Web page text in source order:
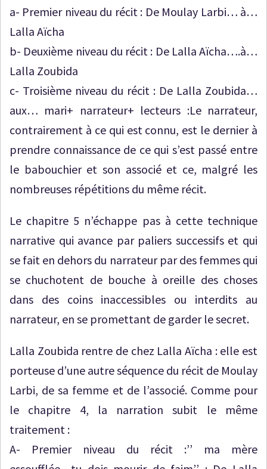
a- Premier niveau du récit : De Moulay Larbi… à…
Lalla Aïcha
b- Deuxième niveau du récit : De Lalla Aïcha….à…
Lalla Zoubida
c- Troisième niveau du récit : De Lalla Zoubida…
aux… mari+ narrateur+ lecteurs :Le narrateur,
contrairement à ce qui est connu, est le dernier à
prendre connaissance de ce qui s’est passé entre
le babouchier et son associé et ce, malgré les
nombreuses répétitions du même récit.
Le chapitre 5 n’échappe pas à cette technique
narrative qui avance par paliers successifs et qui
se fait en dehors du narrateur par des femmes qui
se chuchotent de bouche à oreille des choses
dans des coins inaccessibles ou interdits au
narrateur, en se promettant de garder le secret.
Lalla Zoubida rentre de chez Lalla Aïcha : elle est
porteuse d’une autre séquence du récit de Moulay
Larbi, de sa femme et de l’associé. Comme pour
le chapitre 4, la narration subit le même
traitement :
A- Premier niveau du récit :’’ ma mère